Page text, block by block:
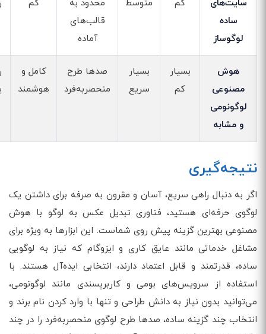
سایت‌های
ساده
لوگوساز
کم متوسط
محدود به
قالب‌های
آماده
کم
هوش
مصنوعی
لوگونومی
و مشابه
بسیار
کم
بسیار
سریع
صدها طرح
منحصربه‌فرد
کامل و
هوشمند
نتیجه‌گیری
اگر به دنبال راهی سریع، آسان و مقرون به صرفه برای داشتن یک
لوگوی حرفه‌ای هستید، فناوری تبدیل عکس به لوگو با هوش
مصنوعی بهترین گزینه پیش روی شماست. این ابزارها به ویژه برای
مشاغل خدماتی مانند عایق کاری و ایزوگام که نیاز به لوگویی
ساده، قدرتمند و قابل اعتماد دارند، انتخابی ایده‌آل هستند. با
استفاده از سرویس‌های بومی و کاربرپسندی مانند لوگونومی،
می‌توانید بدون نیاز به دانش طراحی و تنها با وارد کردن نام برند و
انتخاب چند گزینه ساده، صدها طرح لوگوی منحصربه‌فرد را در چند